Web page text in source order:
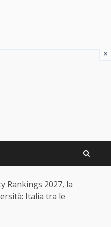
Rankings 2027, la
Italia tra le
×